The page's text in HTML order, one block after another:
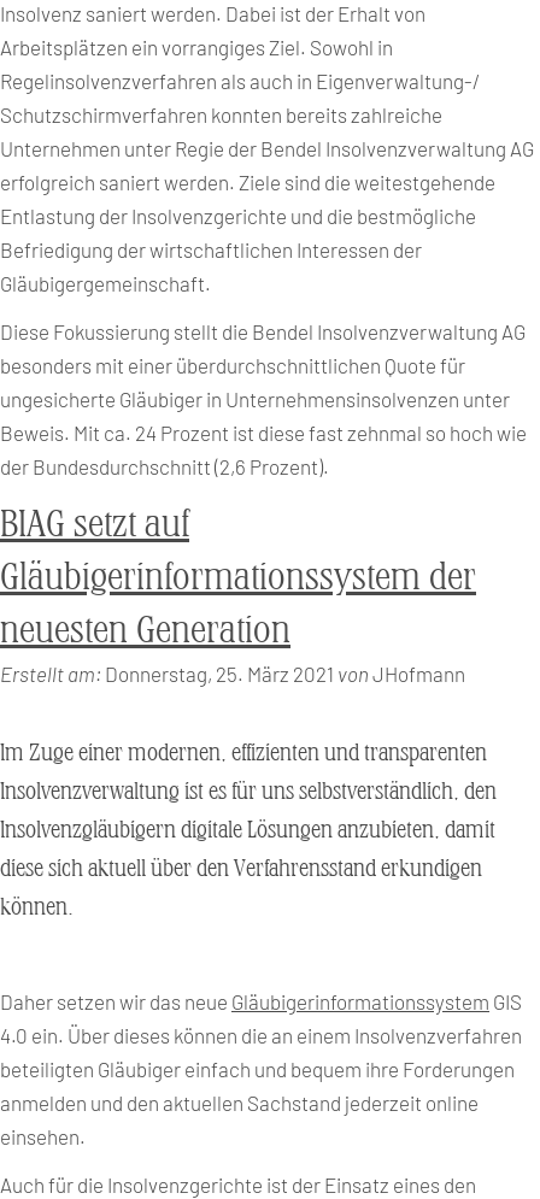
Insolvenz saniert werden. Dabei ist der Erhalt von
Arbeitsplätzen ein vorrangiges Ziel. Sowohl in
Regelinsolvenzverfahren als auch in Eigenverwaltung-/
Schutzschirmverfahren konnten bereits zahlreiche
Unternehmen unter Regie der Bendel Insolvenzverwaltung AG
erfolgreich saniert werden. Ziele sind die weitestgehende
Entlastung der Insolvenzgerichte und die bestmögliche
Befriedigung der wirtschaftlichen Interessen der
Gläubigergemeinschaft.
Diese Fokussierung stellt die Bendel Insolvenzverwaltung AG
besonders mit einer überdurchschnittlichen Quote für
ungesicherte Gläubiger in Unternehmensinsolvenzen unter
Beweis. Mit ca. 24 Prozent ist diese fast zehnmal so hoch wie
der Bundesdurchschnitt (2,6 Prozent).
BIAG setzt auf
Gläubigerinformationssystem der
neuesten Generation
Erstellt am: Donnerstag, 25. März 2021 von JHofmann
Im Zuge einer modernen, effizienten und transparenten
Insolvenzverwaltung ist es für uns selbstverständlich, den
Insolvenzgläubigern digitale Lösungen anzubieten, damit
diese sich aktuell über den Verfahrensstand erkundigen
können.
Daher setzen wir das neue Gläubigerinformationssystem GIS
4.0 ein. Über dieses können die an einem Insolvenzverfahren
beteiligten Gläubiger einfach und bequem ihre Forderungen
anmelden und den aktuellen Sachstand jederzeit online
einsehen.
Auch für die Insolvenzgerichte ist der Einsatz eines den